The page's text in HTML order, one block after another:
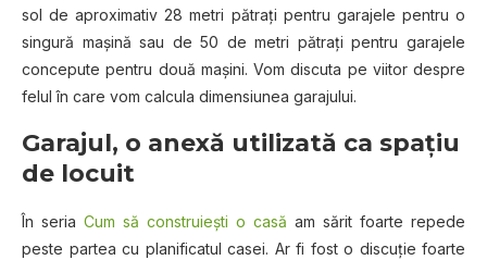
sol de aproximativ 28 metri pătrați pentru garajele pentru o
singură mașină sau de 50 de metri pătrați pentru garajele
concepute pentru două mașini. Vom discuta pe viitor despre
felul în care vom calcula dimensiunea garajului.
Garajul, o anexă utilizată ca spațiu
de locuit
În seria Cum să construiești o casă am sărit foarte repede
peste partea cu planificatul casei. Ar fi fost o discuție foarte